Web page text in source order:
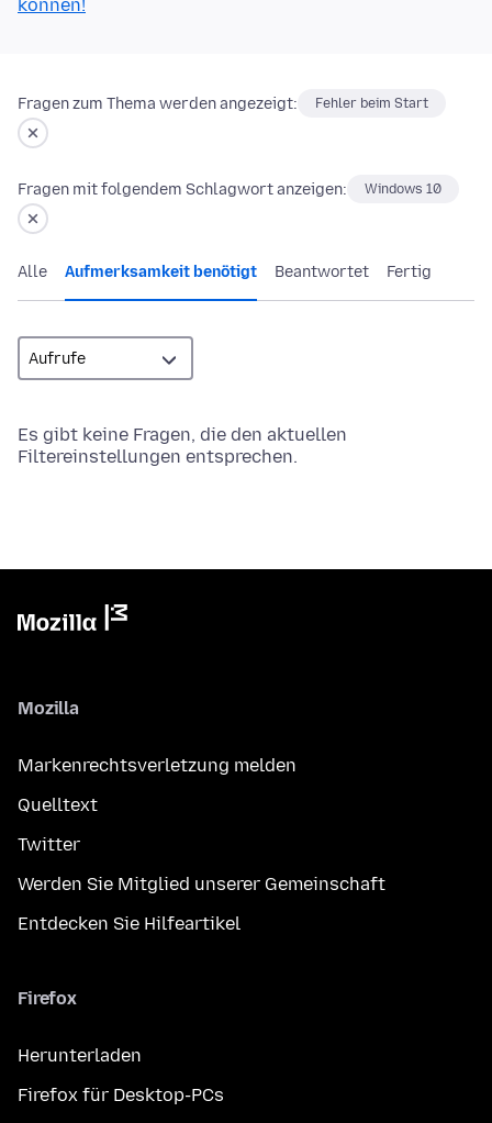
können!
Fragen zum Thema werden angezeigt: Fehler beim Start
Fragen mit folgendem Schlagwort anzeigen: Windows 10
Alle Aufmerksamkeit benötigt Beantwortet Fertig
Es gibt keine Fragen, die den aktuellen
Filtereinstellungen entsprechen.
Mozilla
Markenrechtsverletzung melden
Quelltext
Twitter
Werden Sie Mitglied unserer Gemeinschaft
Entdecken Sie Hilfeartikel
Firefox
Herunterladen
Firefox für Desktop-PCs